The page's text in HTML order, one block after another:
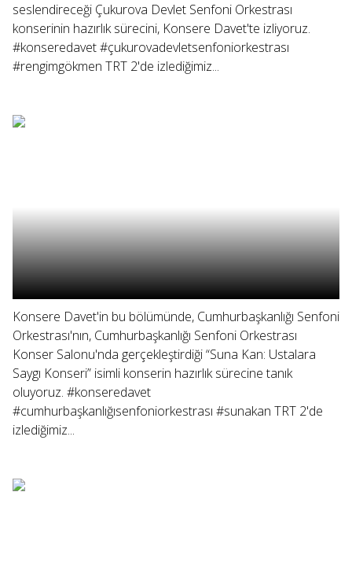
seslendireceği Çukurova Devlet Senfoni Orkestrası
konserinin hazırlık sürecini, Konsere Davet'te izliyoruz.
#konseredavet #çukurovadevletsenfoniorkestrası
#rengimgökmen TRT 2'de izlediğimiz...
Konsere Davet'in bu bölümünde, Cumhurbaşkanlığı Senfoni
Orkestrası'nın, Cumhurbaşkanlığı Senfoni Orkestrası
Konser Salonu'nda gerçekleştirdiği “Suna Kan: Ustalara
Saygı Konseri” isimli konserin hazırlık sürecine tanık
oluyoruz. #konseredavet
#cumhurbaşkanlığısenfoniorkestrası #sunakan TRT 2'de
izlediğimiz...